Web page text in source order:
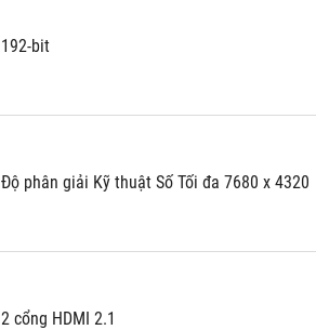
192-bit
Độ phân giải Kỹ thuật Số Tối đa 7680 x 4320
2 cổng HDMI 2.1